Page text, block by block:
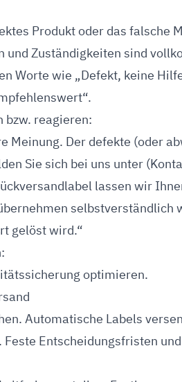
Produkt oder das falsche
und Zuständigkeiten sind
Worte wie „Defekt, keine
bzw. reagieren:
Meinung. Der defekte (oder
Sie sich bei uns unter
lassen wir
selbstverständlich
gelöst wird.“
optimieren.
Automatische Labels
Entscheidungsfristen